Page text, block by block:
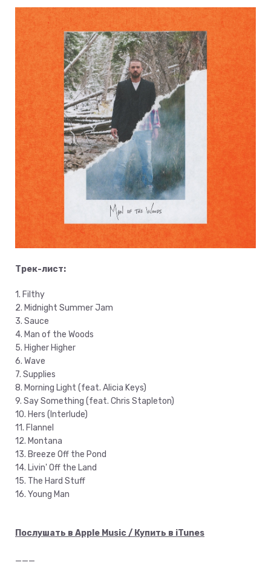
Трек-лист:
1. Filthy
2. Midnight Summer Jam
3. Sauce
4. Man of the Woods
5. Higher Higher
6. Wave
7. Supplies
8. Morning Light (feat. Alicia Keys)
9. Say Something (feat. Chris Stapleton)
10. Hers (Interlude)
11. Flannel
12. Montana
13. Breeze Off the Pond
14. Livin' Off the Land
15. The Hard Stuff
16. Young Man
Послушать в Apple Music / Купить в iTunes
___